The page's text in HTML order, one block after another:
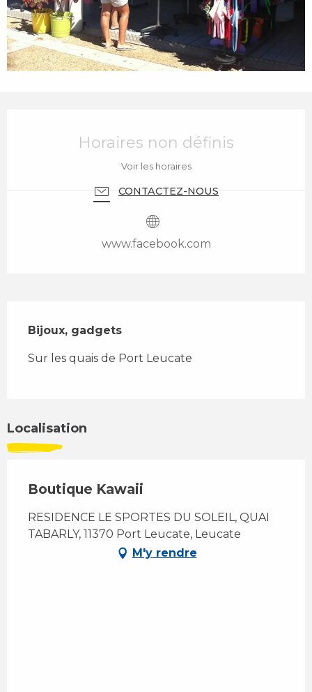
Horaires non définis
Voir les horaires
CONTACTEZ-NOUS
www.facebook.com
Bijoux, gadgets
Sur les quais de Port Leucate
Localisation
Boutique Kawaii
RESIDENCE LE SPORTES DU SOLEIL, QUAI
TABARLY, 11370 Port Leucate, Leucate
M'y rendre